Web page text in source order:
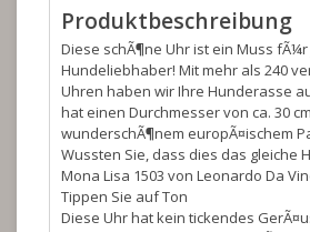
Produktbeschreibung
Diese schÃ¶ne Uhr ist ein Muss
Hundeliebhaber! Mit mehr als 240
Uhren haben wir Ihre Hunderasse
hat einen Durchmesser von ca. 30
wunderschÃ¶nem europÃ¤ischem
Wussten Sie, dass dies das gleiche
Mona Lisa 1503 von Leonardo Da
Tippen Sie auf Ton
Diese Uhr hat kein tickendes